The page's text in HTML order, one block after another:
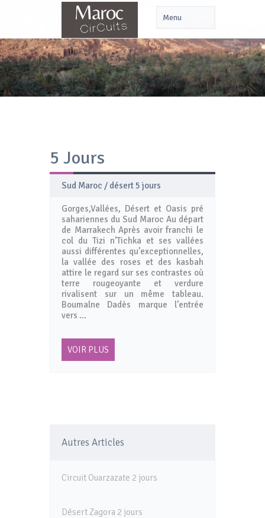
5 Jours
Sud Maroc / désert 5 jours
Gorges,Vallées, Désert et Oasis pré
sahariennes du Sud Maroc Au départ
de Marrakech Après avoir franchi le
col du Tizi n’Tichka et ses vallées
aussi différentes qu’exceptionnelles,
la vallée des roses et des kasbah
attire le regard sur ses contrastes où
terre rougeoyante et verdure
rivalisent sur un même tableau.
Boumalne Dadès marque l’entrée
vers …
VOIR PLUS
Autres Articles
Circuit Ouarzazate 2 jours
Désert Zagora 2 jours